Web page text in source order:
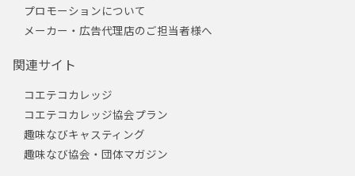
プロモーションについて
メーカー・広告代理店のご担当者様へ
関連サイト
コエテコカレッジ
コエテコカレッジ協会プラン
趣味なびキャスティング
趣味なび協会・団体マガジン